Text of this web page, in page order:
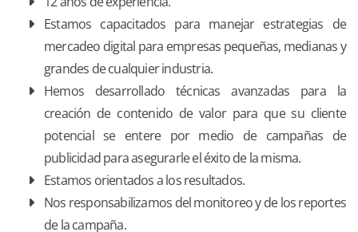
Estamos capacitados para manejar estrategias de
mercadeo digital para empresas pequeñas, medianas y
grandes de cualquier industria.
Hemos desarrollado técnicas avanzadas para la
creación de contenido de valor para que su cliente
potencial se entere por medio de campañas de
publicidad para asegurarle el éxito de la misma.
Estamos orientados a los resultados.
Nos responsabilizamos del monitoreo y de los reportes
de la campaña.